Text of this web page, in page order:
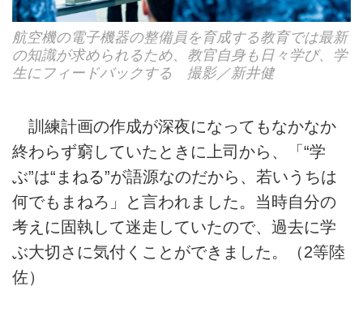
航空機の電子機器の整備員を育成する教育では最新
の知識が求められるため、教官自身も日々学び、学
生にフィードバックする 撮影／新井健
訓練計画の作成が深夜になってもなかなか
終わらず窮していたときに上司から、「“学
ぶ”は“まねる”が語源なのだから、若いうちは
何でもまねろ」と言われました。当時自分の
考えに固執して迷走していたので、過去に学
ぶ大切さに気付くことができました。（2等陸
佐）